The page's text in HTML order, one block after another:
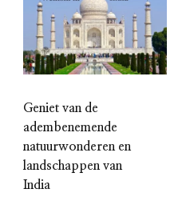
Geniet van de
adembenemende
natuurwonderen en
landschappen van
India